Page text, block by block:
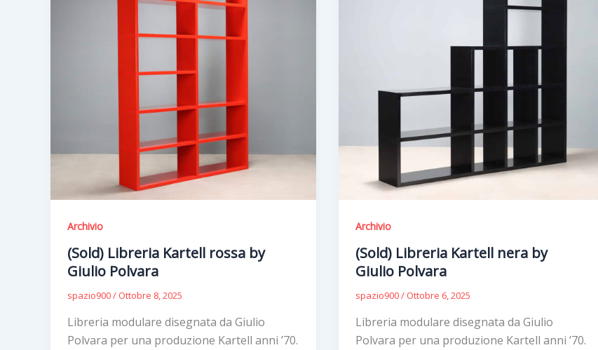
Archivio
(Sold) Libreria Kartell rossa by
Giulio Polvara
spazio900/ Ottobre 8, 2025
Libreria modulare disegnata da Giulio
Polvara per una produzione Kartell anni ’70.
Archivio
(Sold) Libreria Kartell nera by
Giulio Polvara
spazio900/ Ottobre 6, 2025
Libreria modulare disegnata da Giulio
Polvara per una produzione Kartell anni ’70.